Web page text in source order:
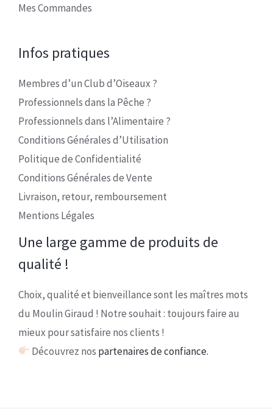
Mes Commandes
Infos pratiques
Membres d’un Club d’Oiseaux ?
Professionnels dans la Pêche ?
Professionnels dans l’Alimentaire ?
Conditions Générales d’Utilisation
Politique de Confidentialité
Conditions Générales de Vente
Livraison, retour, remboursement
Mentions Légales
Une large gamme de produits de
qualité !
Choix, qualité et bienveillance sont les maîtres mots
du Moulin Giraud ! Notre souhait : toujours faire au
mieux pour satisfaire nos clients !
Découvrez nos partenaires de confiance.